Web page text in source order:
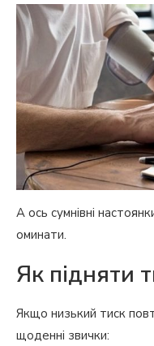
А ось сумнівні
оминати.
Як підняти
Якщо низький тиск
щоденні звички: